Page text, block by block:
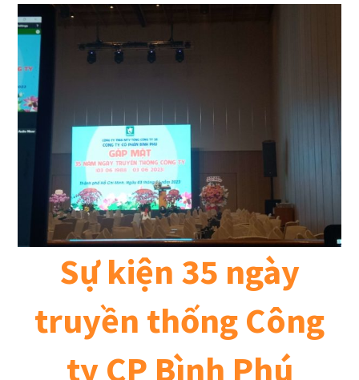
Sự kiện 35 ngày
truyền thống Công
ty CP Bình Phú